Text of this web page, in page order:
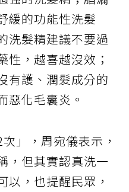
緩的功能性洗髮
洗髮精建議不要過
性，越喜越沒效；
有護、潤髮成分的
惡化毛囊炎。
」，周宛儀表示，
，但其實認真洗一
以，也提醒民眾，